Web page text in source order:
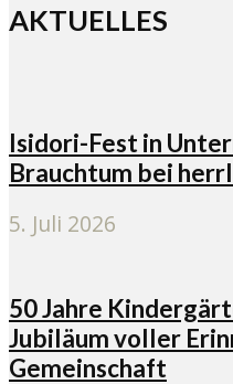
AKTUELLES
Isidori-Fest in
Brauchtum bei
5. Juli 2026
50 Jahre
Jubiläum voller
Gemeinschaft